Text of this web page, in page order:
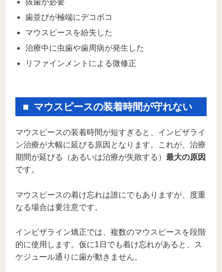
抜歯が必要
歯並びが極端にデコボコ
マウスピースを紛失した
治療中に虫歯や歯周病が発生した
リファインメントによる微修正
マウスピースの装着時間が守れない
マウスピースの装着時間が短すぎると、インビザライ
ン治療が大幅に延びる原因となります。これが、治療
期間が延びる（あるいは治療が失敗する） 最大の原因
です。
マウスピースの着け忘れは誰にでもありますが、度重
なる場合は要注意です。
インビザライン矯正では、複数のマウスピースを段階
的に使用します。仮に1日でも着け忘れがあると、ス
ケジュール通りに歯が動きません。